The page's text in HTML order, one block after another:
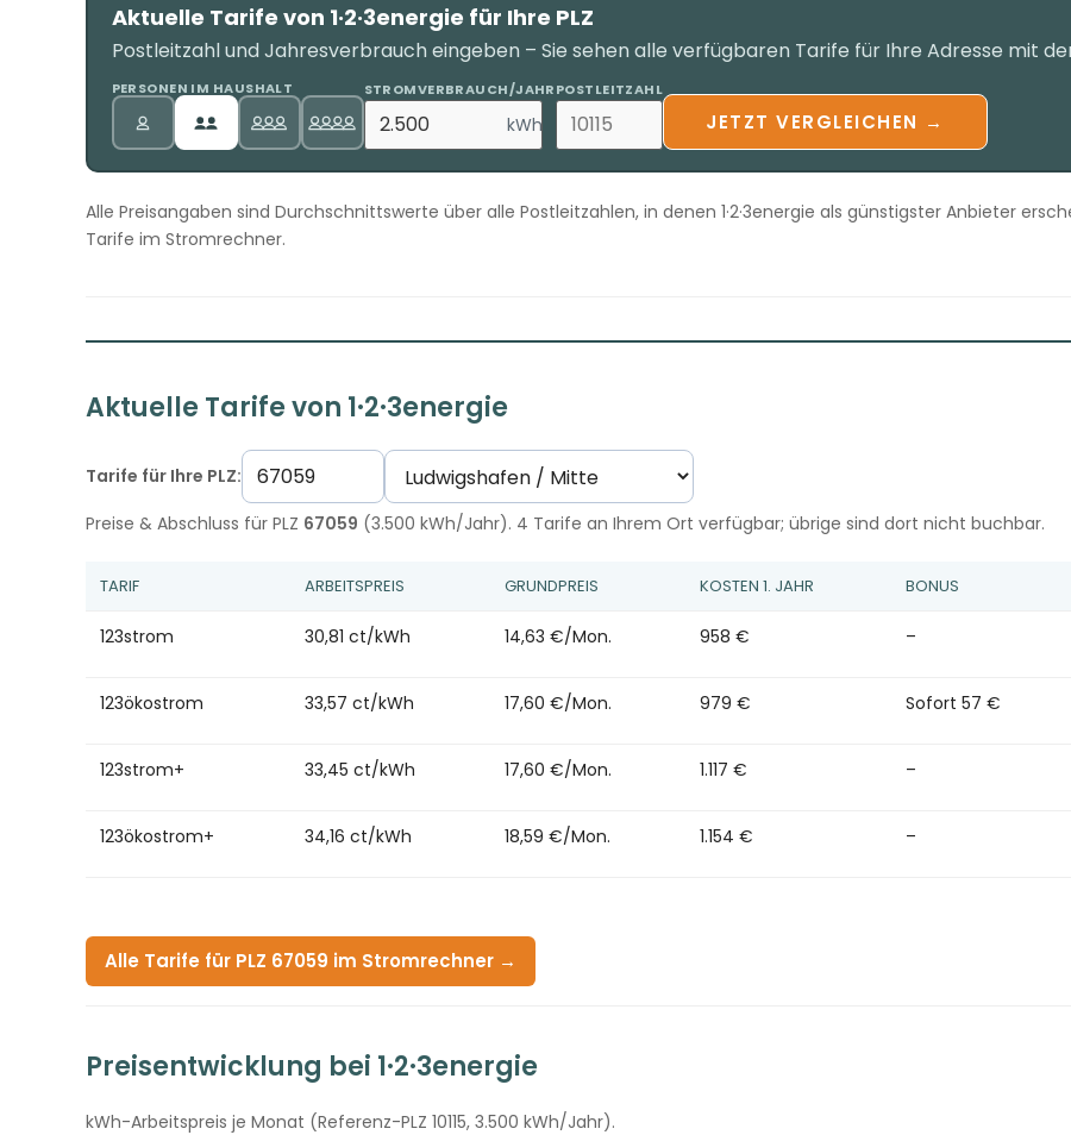
Aktuelle Tarife von 1·2·3energie für Ihre PLZ
Postleitzahl und Jahresverbrauch eingeben – Sie sehen alle verfügbaren Tarife für Ihre Adresse mit
PERSONEN IM HAUSHALT STROMVERBRAUCH/JAHR
kWh
POSTLEITZAHL
JETZT VERGLEICHEN →
Alle Preisangaben sind Durchschnittswerte über alle Postleitzahlen, in denen 1·2·3energie als günstigster Anbieter
Tarife im Stromrechner.
Aktuelle Tarife von 1·2·3energie
Tarife für Ihre PLZ:
Preise & Abschluss für PLZ 67059 (3.500 kWh/Jahr). 4 Tarife an Ihrem Ort verfügbar; übrige sind dort nicht buchbar.
TARIF ARBEITSPREIS GRUNDPREIS KOSTEN 1. JAHR BONUS
123strom 30,81 ct/kWh 14,63 €/Mon. 958 € –
123ökostrom 33,57 ct/kWh 17,60 €/Mon. 979 € Sofort 57 €
123strom+ 33,45 ct/kWh 17,60 €/Mon. 1.117 € –
123ökostrom+ 34,16 ct/kWh 18,59 €/Mon. 1.154 € –
Alle Tarife für PLZ 67059 im Stromrechner →
Preisentwicklung bei 1·2·3energie
kWh-Arbeitspreis je Monat (Referenz-PLZ 10115, 3.500 kWh/Jahr).